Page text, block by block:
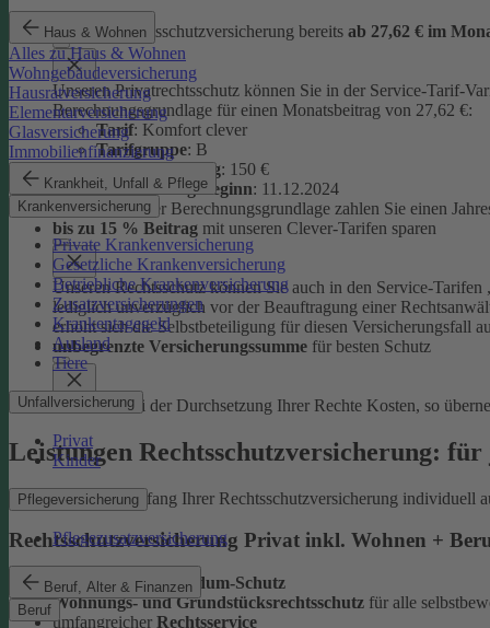
Haus & Wohnen
Alles zu Haus & Wohnen
Wohngebäudeversicherung
Hausratversicherung
Elementarversicherung
Glasversicherung
Immobilienfinanzierung
Krankheit, Unfall & Pflege
Krankenversicherung
Private Krankenversicherung
Gesetzliche Krankenversicherung
Betriebliche Krankenversicherung
Zusatzversicherungen
Krankentagegeld
Ausland
Tiere
Unfallversicherung
Privat
Kinder
Pflegeversicherung
Pflegezusatzversicherung
Beruf, Alter & Finanzen
Beruf
günstige Rechtsschutzversicherung bereits ab 27,62 € im
Unseren Privatrechtsschutz können Sie in der Service-Tarif-
Berechnungsgrundlage für einen Monatsbeitrag von 27,62 €:
Tarif: Komfort clever
Tarifgruppe: B
Selbstbeteiligung: 150 €
Versicherungsbeginn: 11.12.2024
Auf Basis dieser Berechnungsgrundlage zahlen Sie einen
bis zu 15 % Beitrag mit unseren Clever-Tarifen sparen
Unseren Rechtsschutz können Sie auch in den Service-
lediglich unverzüglich vor der Beauftragung einer
erhöht sich die Selbstbeteiligung für diesen Versicherungsfall
unbegrenzte Versicherungssumme für besten Schutz
Entstehen bei der Durchsetzung Ihrer Rechte Kosten, so
Leistungen Rechtsschutzversicherung:
Sie können den Umfang Ihrer Rechtsschutzversicherung
Rechtsschutzversicherung Privat inkl. Wohnen +
leistungsstarkerRundum-Schutz
Wohnungs- und Grundstücksrechtsschutz für alle
umfangreicher Rechtsservice